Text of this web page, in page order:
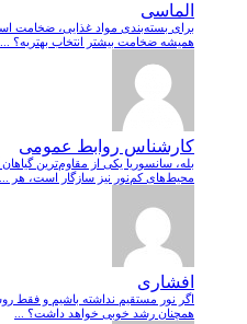
الماسی
برای بسته‌بندی مواد غذایی، ضخامت
همیشه ضخامت بیشتر انتخاب بهتریه؟ ...
کارشناس روابط عمومی
بله، سانسوریا یکی از مقاوم‌ترین
محیط‌های کم‌نور نیز سازگار است، هر ...
افشاری
اگر نور مستقیم نداشته باشیم و فقط
همچنان رشد خوبی خواهد داشت؟ ...